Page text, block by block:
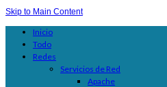
Skip to Main Content
Inicio
Todo
Redes
Servicios de Red
Apache